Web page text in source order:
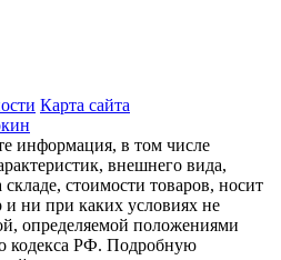
Карта сайта
информация, в том числе
внешнего вида,
стоимости товаров, носит
ни при каких условиях не
определяемой положениями
кодекса РФ. Подробную